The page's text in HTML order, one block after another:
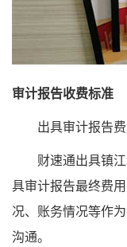
审计报告收费标准
出具审计报告费
财速通出具镇江
具审计报告最终费
况、账务情况等作
沟通。